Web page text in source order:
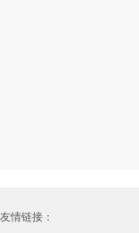
友情链接：